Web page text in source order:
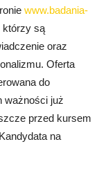
www.badania-
którzy są
oraz
Oferta
do
ważności już
przed kursem
na